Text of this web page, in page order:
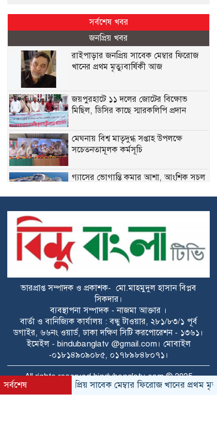
সর্বশেষ খবর
জনপ্রিয় খবর
রাইপাড়ার জনপ্রিয় সাবেক মেম্বার ফিরোজ
খানের প্রথম মৃত্যুবার্ষিকী আজ
জয়পুরহাটে ১১ দলের জোটের বিক্ষোভ
মিছিল, ডিসির কাছে স্মারকলিপি প্রদান
মেঘনায় বিশ্ব মাতৃদুগ্ধ সপ্তাহ উপলক্ষে
সচেতনতামূলক কর্মসূচি
গ্যাসের ভোগান্তি কমার আশা, আংশিক সচল
ভারত? প্রশ্ন তুলল বিএনপি
ডকুমেন্টরিতে আবু সাঈদ ও খালেদা জিয়ার
ছবি না থাকা নিয়ে যা বললেন রাষ্ট্রপতি
ট্রাইব্যুনালে কল রেকর্ড: সাদ্দাম-ইনানকে
ফোনে হামলার নির্দেশ দেন ওবায়দুল কাদের
স্কুলছাত্রী ধর্ষণ মামলায় অভিযুক্ত ৩ কিশোর
আদালতে
শেখ হাসিনাকে ফেরাতে গোপন তৎপরতা’:
নোবিপ্রবির শিক্ষকদের সংশ্লিষ্টতা অনুসন্ধানে
ফ্যাক্ট-ফাইন্ডিং কমিটি
ভারপ্রাপ্ত সম্পাদক ও প্রকাশক- মো.মাহমুদুল হাসান বিপ্লব
সিকদার।
ব্যবস্থাপনা সম্পাদক - নাজমা আক্তার ।
বার্তা ও বানিজ্যিক কার্যালয় : বন্ধু টাওয়ার, ২৮১/৮৩/১ পূর্ব
ডগাইর, ৬৬নং ওয়ার্ড, ঢাকা দক্ষিণ সিটি করপোরেশন - ১৩৬১।
ইমেইল - bindubanglatv @gmail.com। মোবাইল
-০১৮১৪৯০৯০৮৫, ০১৭৮৯৮৪৮০৭১।
All rights reserved bindubanglatv.com © 2025
সর্বশেষ
রাইপাড়ার জনপ্রিয় সাবেক মেম্বার ফিরোজ খানের প্রথম